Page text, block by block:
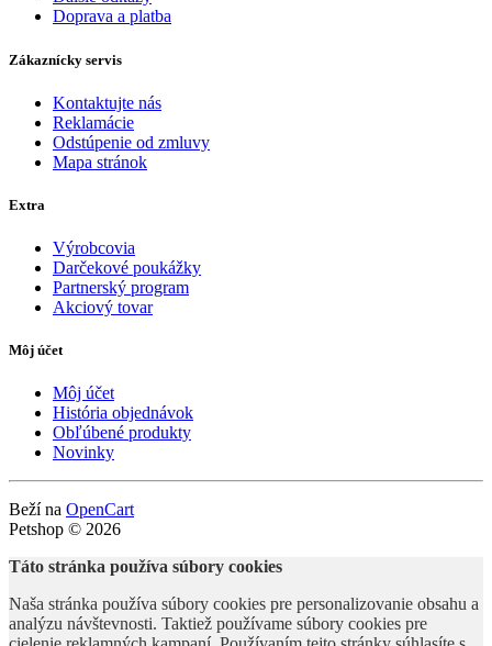
Doprava a platba
Zákaznícky servis
Kontaktujte nás
Reklamácie
Odstúpenie od zmluvy
Mapa stránok
Extra
Výrobcovia
Darčekové poukážky
Partnerský program
Akciový tovar
Môj účet
Môj účet
História objednávok
Obľúbené produkty
Novinky
Beží na OpenCart
Petshop © 2026
Táto stránka používa súbory cookies
Naša stránka používa súbory cookies pre personalizovanie obsahu a
analýzu návštevnosti. Taktiež používame súbory cookies pre